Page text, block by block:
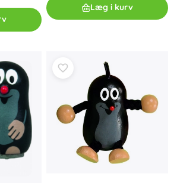
Læg i kurv